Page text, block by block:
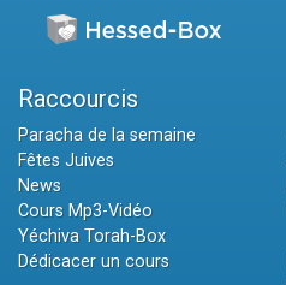
Raccourcis
Paracha de la semaine
Fêtes Juives
News
Cours Mp3-Vidéo
Yéchiva Torah-Box
Dédicacer un cours